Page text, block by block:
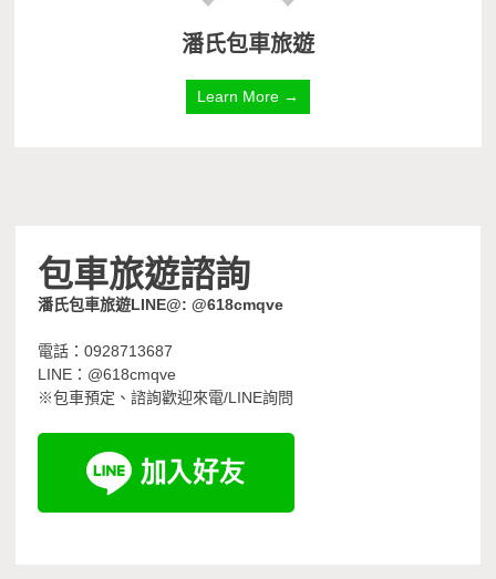
潘氏包車旅遊
Learn More →
包車旅遊諮詢
潘氏包車旅遊LINE@: @618cmqve
電話：0928713687
LINE：@618cmqve
※包車預定、諮詢歡迎來電/LINE詢問